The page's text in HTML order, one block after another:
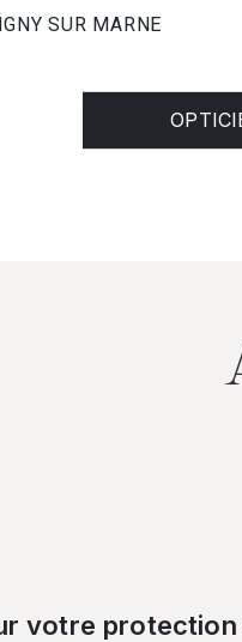
SUR MARNE
votre protection